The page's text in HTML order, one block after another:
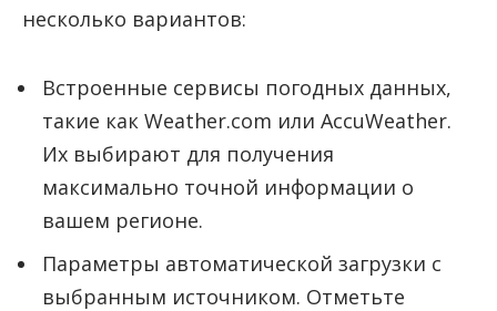
несколько вариантов:
Встроенные сервисы погодных данных,
такие как Weather.com или AccuWeather.
Их выбирают для получения
максимально точной информации о
вашем регионе.
Параметры автоматической загрузки с
выбранным источником. Отметьте